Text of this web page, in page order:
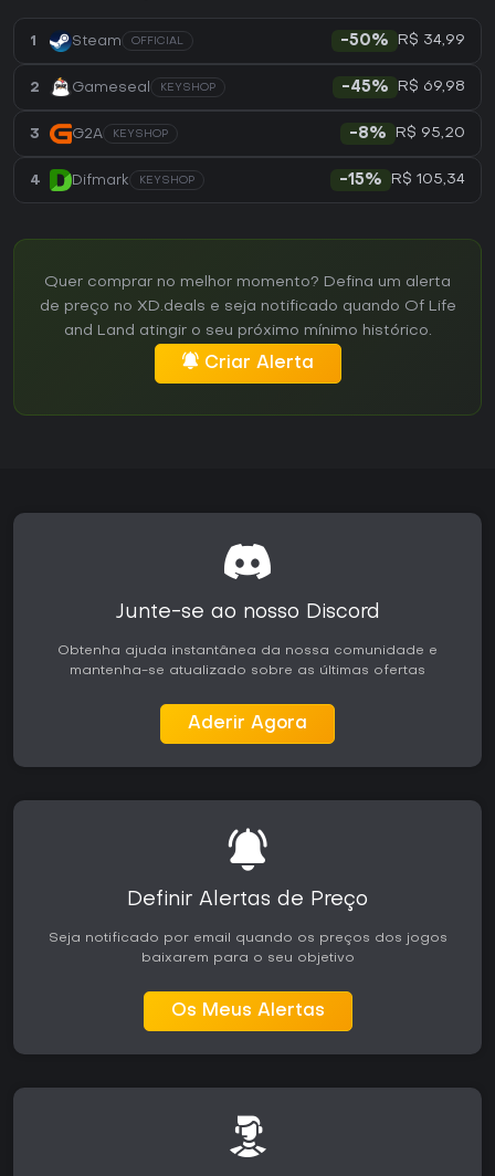
1 Steam OFFICIAL -50% R$ 34,99
2 Gameseal KEYSHOP -45% R$ 69,98
3 G2A KEYSHOP -8% R$ 95,20
4 Difmark KEYSHOP -15% R$ 105,34
Quer comprar no melhor momento? Defina um alerta
de preço no XD.deals e seja notificado quando Of Life
and Land atingir o seu próximo mínimo histórico.
Criar Alerta
Junte-se ao nosso Discord
Obtenha ajuda instantânea da nossa comunidade e
mantenha-se atualizado sobre as últimas ofertas
Aderir Agora
Definir Alertas de Preço
Seja notificado por email quando os preços dos jogos
baixarem para o seu objetivo
Os Meus Alertas